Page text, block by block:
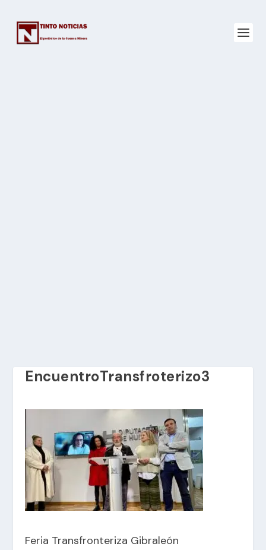
EncuentroTransfroterizo3
Feria Transfronteriza Gibraleón